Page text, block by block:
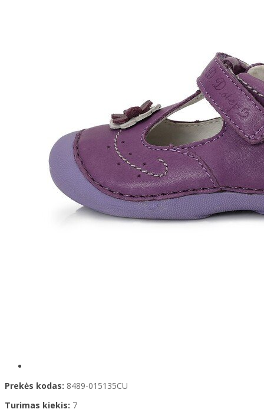
Prekės kodas: 8489-015135CU
Turimas kiekis: 7